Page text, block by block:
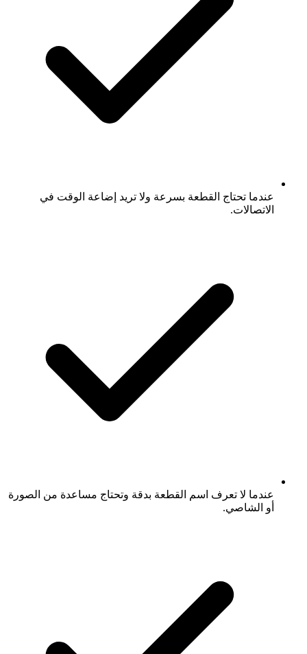
عندما تحتاج القطعة بسرعة ولا تريد إضاعة الوقت في
الاتصالات.
عندما لا تعرف اسم القطعة بدقة وتحتاج مساعدة من الصورة
أو الشاصي.